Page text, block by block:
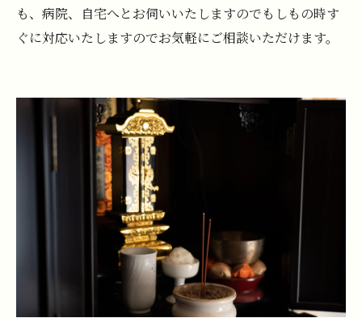
も、病院、自宅へとお伺いいたしますのでもしもの時す
ぐに対応いたしますのでお気軽にご相談いただけます。